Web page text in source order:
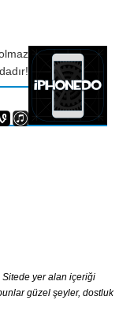
yer alan içeriği
güzel şeyler, dostluk